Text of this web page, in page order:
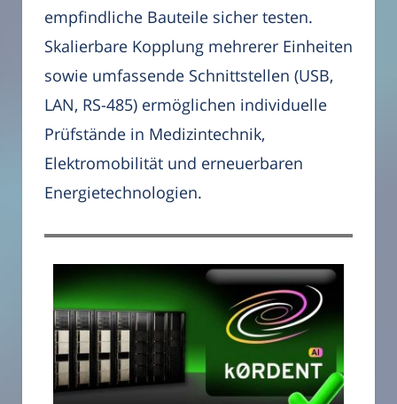
empfindliche Bauteile sicher testen.
Skalierbare Kopplung mehrerer Einheiten
sowie umfassende Schnittstellen (USB,
LAN, RS-485) ermöglichen individuelle
Prüfstände in Medizintechnik,
Elektromobilität und erneuerbaren
Energietechnologien.